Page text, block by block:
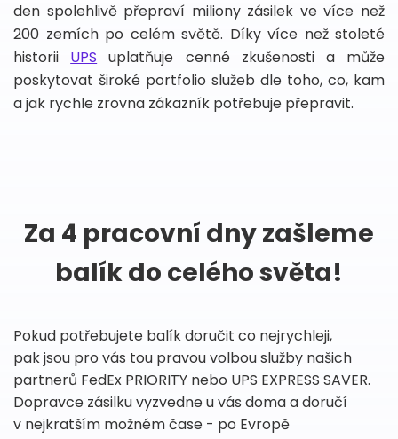
den spolehlivě přepraví miliony zásilek ve více než
200 zemích po celém světě. Díky více než stoleté
historii UPS uplatňuje cenné zkušenosti a může
poskytovat široké portfolio služeb dle toho, co, kam
a jak rychle zrovna zákazník potřebuje přepravit.
Za 4 pracovní dny zašleme
balík do celého světa!
Pokud potřebujete balík doručit co nejrychleji,
pak jsou pro vás tou pravou volbou služby našich
partnerů FedEx PRIORITY nebo UPS EXPRESS SAVER.
Dopravce zásilku vyzvedne u vás doma a doručí
v nejkratším možném čase - po Evropě